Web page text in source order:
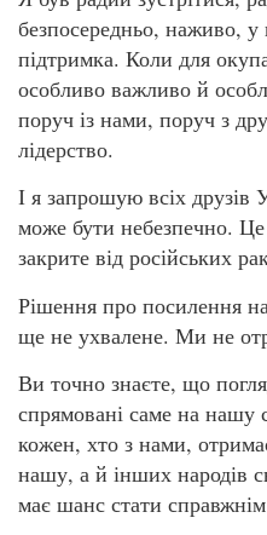
безпосередньо, наживо,
підтримка. Коли для
особливо важливо й
поруч із нами, поруч з
лідерство.
І я запрошую всіх друзів
може бути небезпечно.
закрите від російських
Рішення про посилення
ще не ухвалене. Ми не
Ви точно знаєте, що
спрямовані саме на нашу
кожен, хто з нами,
нашу, а й інших народів
має шанс стати